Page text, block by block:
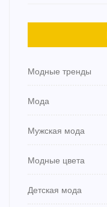
Модные тренды
Мода
Мужская мода
Модные цвета
Детская мода